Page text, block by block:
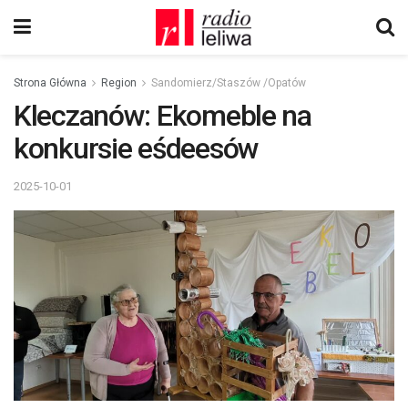
Strona Główna Region Sandomierz/Staszów /Opatów
Kleczanów: Ekomeble na
konkursie eśdeesów
2025-10-01